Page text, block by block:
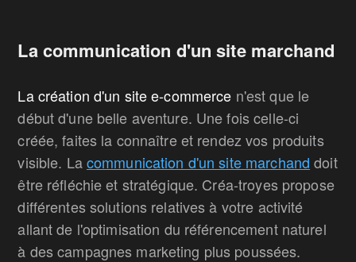
La communication d'un site marchand
La création d'un site e-commerce n'est que le
début d'une belle aventure. Une fois celle-ci
créée, faites la connaître et rendez vos produits
visible. Lacommunication d'un site marchand doit
être réfléchie et stratégique. Créa-troyes propose
différentes solutions relatives à votre activité
allant de l'optimisation du référencement naturel
à des campagnes marketing plus poussées.